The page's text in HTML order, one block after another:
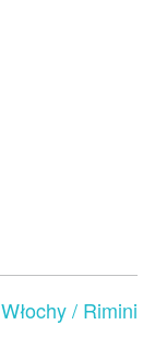
Włochy/ Rimini